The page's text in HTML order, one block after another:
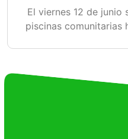
El viernes 12 de
piscinas comunitarias